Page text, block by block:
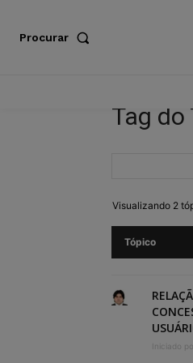
Procurar
Tag do
Visualizando 2
Tópico
Iniciado